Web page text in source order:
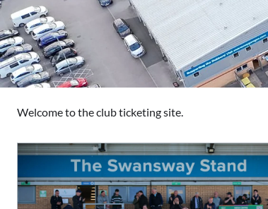
Welcome to the club ticketing site.